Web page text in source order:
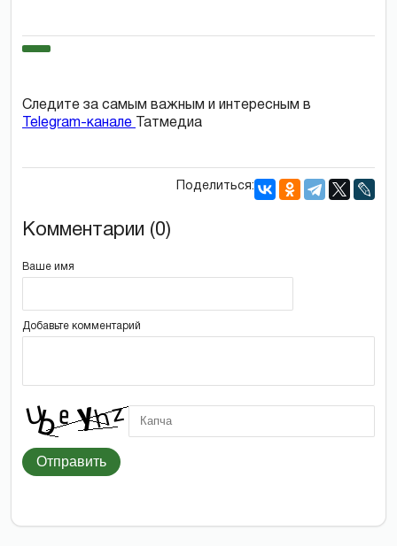
Следите за самым важным и интересным в
Telegram-канале
Татмедиа
Поделиться:
Комментарии (0)
Ваше имя
Добавьте комментарий
Отправить